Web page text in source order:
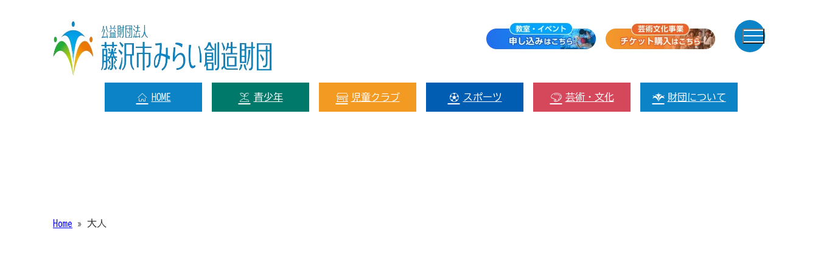
HOME 青少年 児童クラブ スポーツ 芸術・文化 財団について
Home » 大人